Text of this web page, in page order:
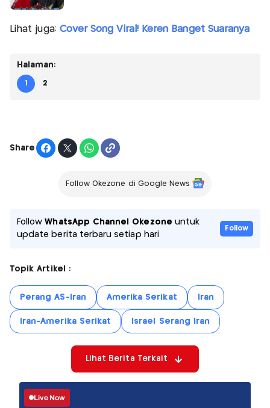
Lihat juga: Cover Song Viral! Keren Banget Suaranya
Halaman:
1 2
Share
Follow Okezone di Google News
FollowWhatsApp Channel Okezone untuk
update berita terbaru setiap hari
Follow
Topik Artikel :
Perang AS-Iran Amerika Serikat Iran
Iran-Amerika Serikat Israel Serang Iran
Lihat Berita Terkait
Live Now